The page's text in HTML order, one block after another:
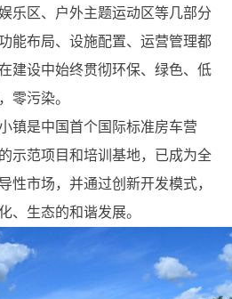
乐区、户外主题运动区等几部分
能布局、设施配置、运营管理都
建设中始终贯彻环保、绿色、低
零污染。
镇是中国首个国际标准房车营
示范项目和培训基地，已成为全
性市场，并通过创新开发模式，
、生态的和谐发展。